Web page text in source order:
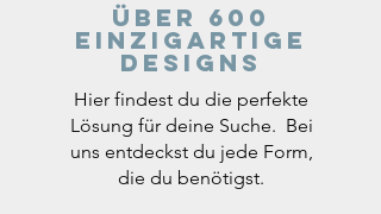
Über 600
einzigartige
Designs
Hier findest du die perfekte
Lösung für deine Suche. Bei
uns entdeckst du jede Form,
die du benötigst.